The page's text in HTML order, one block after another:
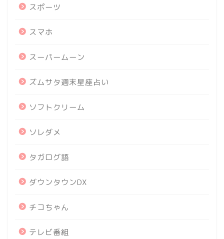
スポーツ
スマホ
スーパームーン
ズムサタ週末星座占い
ソフトクリーム
ソレダメ
タガログ語
ダウンタウンDX
チコちゃん
テレビ番組